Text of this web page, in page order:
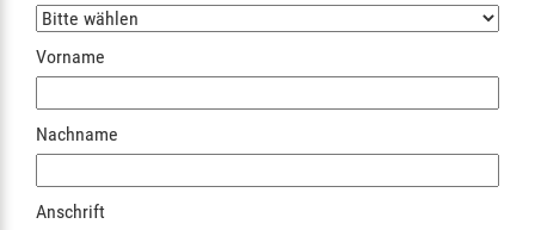
Vorname
Nachname
Anschrift